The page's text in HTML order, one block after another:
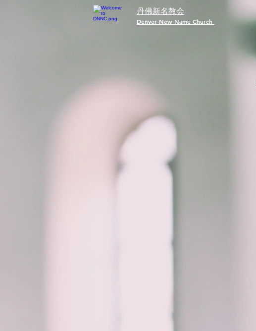
丹佛新名教会
​Denver New Name Church